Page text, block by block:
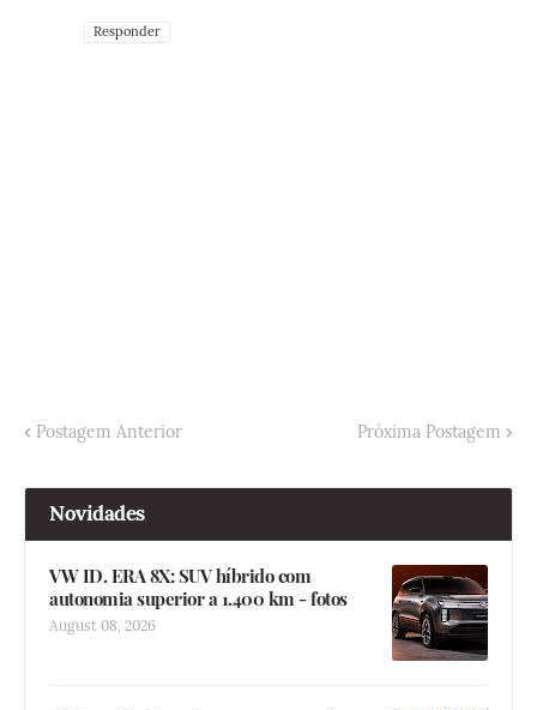
Responder
Postagem Anterior Próxima Postagem
Novidades
VW ID. ERA 8X: SUV híbrido com
autonomia superior a 1.400 km - fotos
August 08, 2026